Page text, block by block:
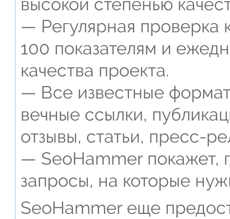
высокой степенью
— Регулярная проверка
100 показателям и
качества проекта.
— Все известные
вечные ссылки,
отзывы, статьи, пресс-
— SeoHammer покажет,
запросы, на которые
SeoHammer еще